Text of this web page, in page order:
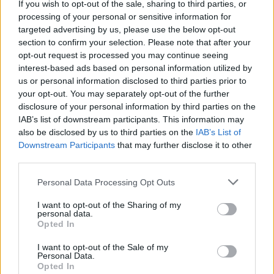
If you wish to opt-out of the sale, sharing to third parties, or
processing of your personal or sensitive information for
targeted advertising by us, please use the below opt-out
section to confirm your selection. Please note that after your
opt-out request is processed you may continue seeing
interest-based ads based on personal information utilized by
us or personal information disclosed to third parties prior to
your opt-out. You may separately opt-out of the further
disclosure of your personal information by third parties on the
IAB’s list of downstream participants. This information may
also be disclosed by us to third parties on the IAB’s List of
Downstream Participants that may further disclose it to other
Please note that this website/app uses one or more Google
not limited to your visit or usage behaviour. You may click to
grant or deny consent to Google and its third-party tags to
use your data for below specified purposes in below Google
consent section.
Personal Data Processing Opt Outs
I want to opt-out of the Sharing of my
personal data.
Opted In
I want to opt-out of the Sale of my
Personal Data.
Opted In
Marosi Zoltán(?)
Molnár Ádám(?)
Joonas Sivonen(FIN, ?)
HSC Csíkszereda
Érkezett:
Timo Lahtinen(vezetőedző, FIN)
Farkas Tamás(Fehérvár)
Salló Alpár(Krefeld, GER-U20)
Milan Varga(SVK, Brassó)
Távozott:
Petres Tivadar(Brassó)
Virág Csanád(Brassó)
Jozef Hruby(SVK, Dukla Michalovce, SVK-2.)
Albin Podstavek
Miskolci Jegesmedvék